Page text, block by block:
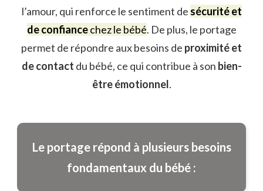
l’amour, qui renforce le sentiment de sécurité et
de confiancechez le bébé. De plus, le portage
permet de répondre aux besoins de proximité et
de contact du bébé, ce qui contribue à son bien-
être émotionnel.
Le portage répond à plusieurs besoins
fondamentaux du bébé :